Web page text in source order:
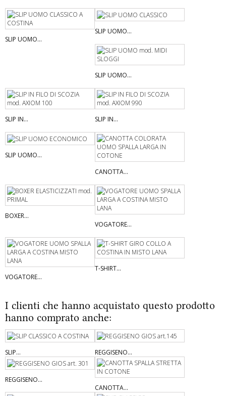
SLIP UOMO...
SLIP UOMO...
SLIP UOMO...
SLIP IN... SLIP IN...
SLIP UOMO...
CANOTTA...
BOXER...
VOGATORE...
VOGATORE...
T-SHIRT...
I clienti che hanno acquistato questo prodotto
hanno comprato anche:
SLIP... REGGISENO...
REGGISENO...
CANOTTA...